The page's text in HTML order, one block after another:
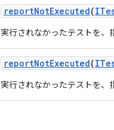
reportNotExecuted(
実行されなかったテストを、
reportNotExecuted(
実行されなかったテストを、